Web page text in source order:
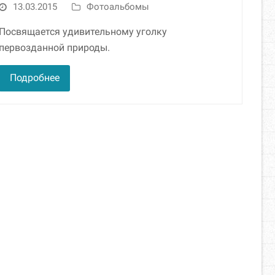
13.03.2015 Фотоальбомы
Посвящается удивительному уголку
первозданной природы.
Подробнее